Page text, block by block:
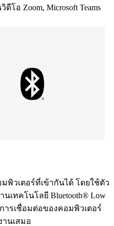
โอ Zoom, Microsoft Teams
พิวเตอร์ที่เข้ากันได้ โดยใช้ตัว
เทคโนโลยี Bluetooth® Low
การเชื่อมต่อของคอมพิวเตอร์
นเสมอ